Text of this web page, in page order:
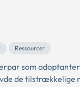
Ressourcer
som
de tilstrækkelige